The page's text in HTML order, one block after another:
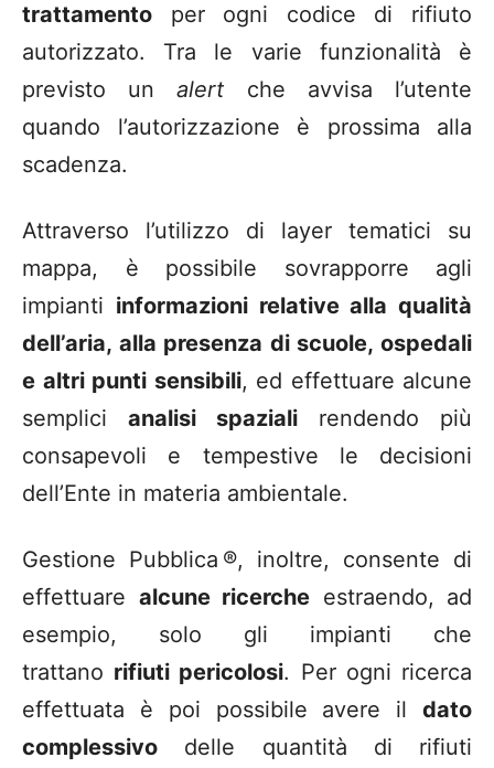
trattamento per ogni codice di rifiuto
autorizzato. Tra le varie funzionalità è
previsto unalert che avvisa l’utente
quando l’autorizzazione è prossima alla
scadenza.
Attraverso l’utilizzo di layer tematici su
mappa, è possibile sovrapporre agli
impianti informazioni relative alla qualità
dell’aria, alla presenza di scuole, ospedali
e altri punti sensibili, ed effettuare alcune
semplici analisi spaziali rendendo più
consapevoli e tempestive le decisioni
dell’Ente in materia ambientale.
Gestione Pubblica ®, inoltre, consente di
effettuare alcune ricerche estraendo, ad
esempio, solo gli impianti che
trattano rifiuti pericolosi. Per ogni ricerca
effettuata è poi possibile avere il dato
complessivo delle quantità di rifiuti